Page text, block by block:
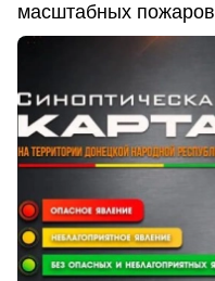
масштабных пожаров